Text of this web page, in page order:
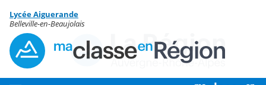
Menu de la rubrique
Contenu
Lycée Aiguerande
Belleville-en-Beaujolais